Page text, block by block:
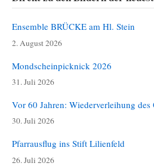
Ensemble BRÜCKE am Hl. Stein
2. August 2026
Mondscheinpicknick 2026
31. Juli 2026
Vor 60 Jahren: Wiederverleihung des
30. Juli 2026
Pfarrausflug ins Stift Lilienfeld
26. Juli 2026